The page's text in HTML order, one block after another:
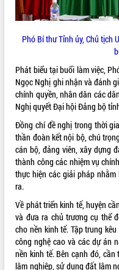
Diễn đàn Kinh tế tư nhân Việt
Đề án 06 tạo bước ngoặt đột phá
Kết nối tour, đẩy mạnh chuyển đổi
để phát triển du lịch Đắk Lắk
Khởi động Dự án Đầu tư xây dựng
tầng kỹ thuật Cụm công nghiệp Tân
Tiến
Gặp mặt các cơ quan báo chí nhân
niệm 101 năm Ngày Báo chí Cách
mạng Việt Nam
Đắk Lắk sơ kết 4 năm triển khai
hiện Đề án 06 của Chính phủ
Họp báo thông tin về Hội nghị
Quy hoạch và Xúc tiến đầu tư tỉnh
Lắk
Khơi thông điểm nghẽn, đẩy nhanh
giải ngân vốn khắc phục thiên tai
Phó Bí thư Tỉnh ủy, Chủ tịch
Phát biểu tại buổi làm việc,
Ngọc Nghị ghi nhận và đánh
chính quyền, nhân dân các
Nghị quyết Đại hội Đảng bộ
Đồng chí đề nghị trong thời
thần đoàn kết nội bộ, chú
cán bộ, đảng viên, xây dựng
thành công các nhiệm vụ
thực hiện các giải pháp
ra.
Về phát triển kinh tế, huyện
và đưa ra chủ trương cụ thể
cho nền kinh tế. Tập trung
công nghệ cao và các dự án
nền kinh tế. Bên cạnh đó,
lâm nghiệp, sử dụng đất lâm